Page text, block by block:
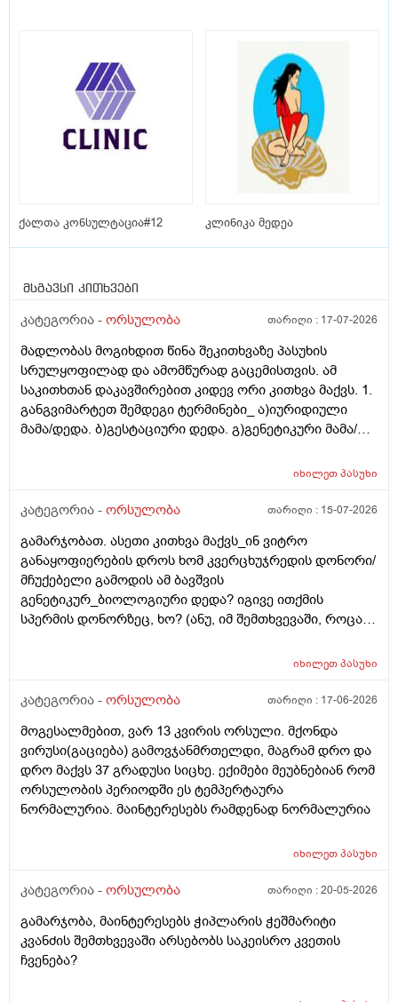
ქალთა კონსულტაცია#12 კლინიკა მედეა
მსგავსი კითხვები
კატეგორია - ორსულობა თარიღი : 17-07-2026
მადლობას მოგიხდით წინა შეკითხვაზე პასუხის
სრულყოფილად და ამომწურად გაცემისთვის. ამ
საკითხთან დაკავშირებით კიდევ ორი კითხვა მაქვს. 1.
განგვიმარტეთ შემდეგი ტერმინები_ ა)იურიდიული
მამა/დედა. ბ)გესტაციური დედა. გ)გენეტიკური მამა/
კიდევ_მსოფლიოს მრავალ ქვეყანაში აქტიურად
თუ ხელოვნური განაყოფიერების ცენტრებში მომუშავე
რამდენად გავრცელებულია საქართველოში?
იხილეთპასუხი
კატეგორია - ორსულობა თარიღი : 15-07-2026
გამარჯობათ. ასეთი კითხვა მაქვს_ინ ვიტრო
განაყოფიერების დროს ხომ კვერცხუჯრედის დონორი/
მჩუქებელი გამოდის ამ ბავშვის
გენეტიკურ_ბიოლოგიური დედა? იგივე ითქმის
სპერმის დონორზეც, ხო? (ანუ, იმ შემთხვევაში, როცა
წყვილი) და კიდევ_თუ მედიცინა აბორტს ჩასახული
როცა ლაბორატორიაში, სინჯარაში
მის მშობლებს?
იხილეთპასუხი
კატეგორია - ორსულობა თარიღი : 17-06-2026
მოგესალმებით, ვარ 13 კვირის ორსული. მქონდა
ვირუსი(გაციება) გამოვჯანმრთელდი, მაგრამ დრო და
დრო მაქვს 37 გრადუსი სიცხე. ექიმები მეუბნებიან რომ
ორსულობის პერიოდში ეს ტემპერტაურა
ნორმალურია. მაინტერესებს რამდენად ნორმალურია
იხილეთპასუხი
კატეგორია - ორსულობა თარიღი :20-05-2026
გამარჯობა, მაინტერესებს ჭიპლარის ჭეშმარიტი
კვანძის შემთხვევაში არსებობს საკეისრო კვეთის
ჩვენება?